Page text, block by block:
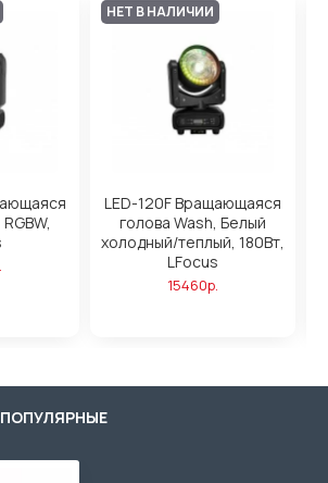
НЕТ В НАЛИЧИИ
LED-120F Вращающаяся
голова Wash, Белый
холодный/теплый, 180Вт,
LFocus
15460р.
ПОПУЛЯРНЫЕ